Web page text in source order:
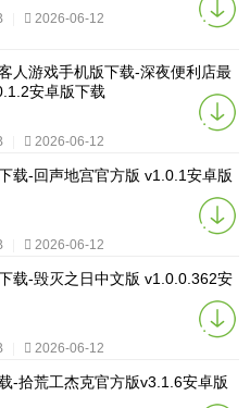
2026-06-12
人游戏手机版下载-深夜便利店最
安卓版下载
2026-06-12
载-回声地宫官方版 v1.0.1安卓版
2026-06-12
载-毁灭之日中文版 v1.0.0.362安
2026-06-12
-拾荒工杰克官方版v3.1.6安卓版